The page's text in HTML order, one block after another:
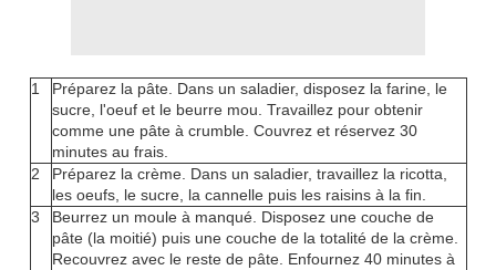
1
Préparez la pâte. Dans un saladier, disposez la farine, le
sucre, l'oeuf et le beurre mou. Travaillez pour obtenir
comme une pâte à crumble. Couvrez et réservez 30
minutes au frais.
2
Préparez la crème. Dans un saladier, travaillez la ricotta,
les oeufs, le sucre, la cannelle puis les raisins à la fin.
3
Beurrez un moule à manqué. Disposez une couche de
pâte (la moitié) puis une couche de la totalité de la crème.
Recouvrez avec le reste de pâte. Enfournez 40 minutes à